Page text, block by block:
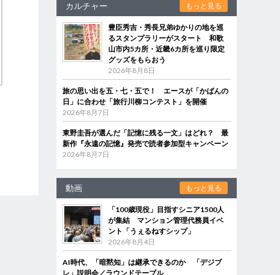
カルチャー もっと見る
豊臣秀吉・秀長兄弟ゆかりの地を巡
るスタンプラリーがスタート 和歌
山市内5カ所・近畿6カ所を巡り限定
グッズをもらおう
2026年8月8日
旅の思い出を五・七・五で！ エースが「かばんの
日」に合わせ「旅行川柳コンテスト」を開催
2026年8月7日
東野圭吾が選んだ「記憶に残る一文」はどれ？ 最
新作『永遠の記憶』発売で読者参加型キャンペーン
2026年8月7日
動画 もっと見る
「100歳現役」目指すシニア1500人
が集結 マンション管理代務員イベ
ント「うぇるねすシップ」
2026年8月4日
AI時代、「暗黙知」は継承できるのか 「デジブ
レ」説明会／ラウンドテーブル